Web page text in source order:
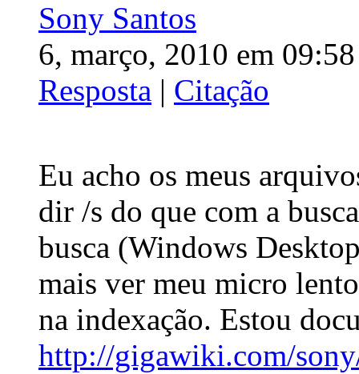
Sony Santos
6, março, 2010 em
Resposta | Citação
Eu acho os meus
dir /s do que com a
busca (Windows
mais ver meu micro
na indexação. Estou
http://gigawiki.com/